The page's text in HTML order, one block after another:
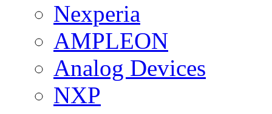
Nexperia
АMPLEON
Analog Devices
NXP